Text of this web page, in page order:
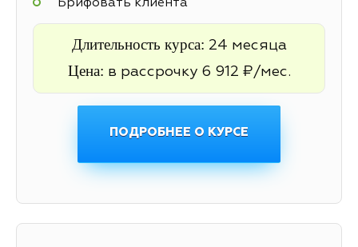
Брифовать клиента
Длительность курса: 24 месяца
Цена: в рассрочку 6 912 ₽/мес.
ПОДРОБНЕЕ О КУРСЕ